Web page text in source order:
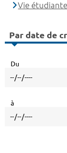
Vie étudiante
Par date de
Du
à